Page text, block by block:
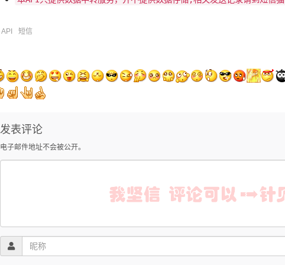
API 短信
发表评论
电子邮件地址不会被公开。